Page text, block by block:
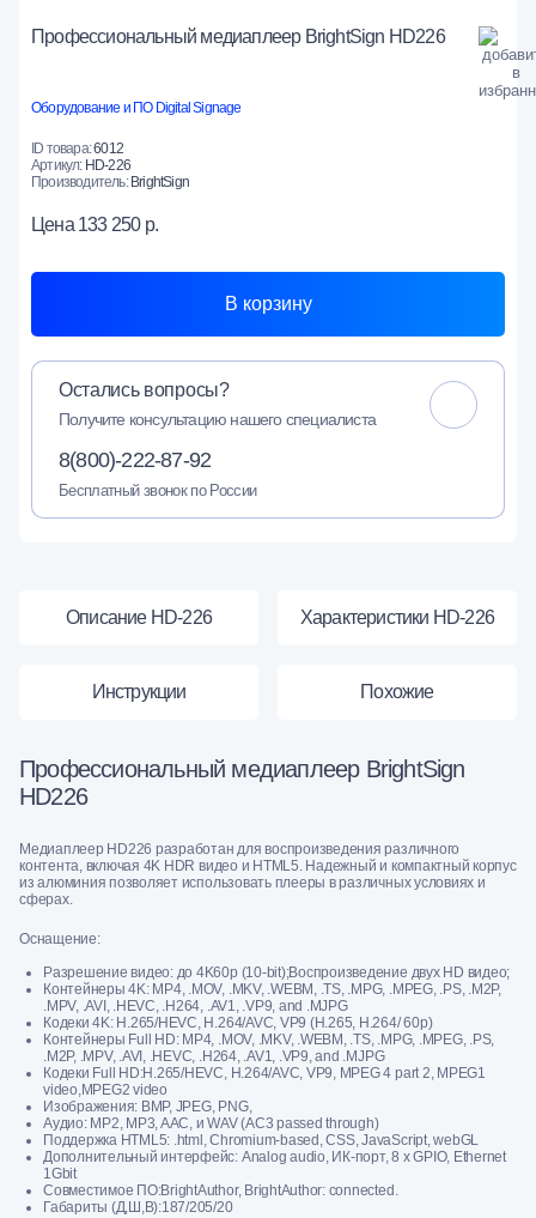
Профессиональный медиаплеер BrightSign HD226
Оборудование и ПО Digital Signage
ID товара:6012
Артикул: HD-226
Производитель: BrightSign
Цена 133 250 р.
В корзину
Остались вопросы?
Получите консультацию нашего специалиста
8(800)-222-87-92
Бесплатный звонок по России
Описание HD-226 Характеристики HD-226
Инструкции Похожие
Профессиональный медиаплеер BrightSign
HD226
Медиаплеер HD226 разработан для воспроизведения различного
контента, включая 4K HDR видео и HTML5. Надежный и компактный корпус
из алюминия позволяет использовать плееры в различных условиях и
сферах.
Оснащение:
Разрешение видео: до 4K60p (10-bit);Воспроизведение двух HD видео;
Контейнеры 4K: MP4, .MOV, .MKV, .WEBM, .TS, .MPG, .MPEG, .PS, .M2P,
.MPV, .AVI, .HEVC, .H264, .AV1, .VP9, and .MJPG
Кодеки 4K: H.265/HEVC, H.264/AVC, VP9 (H.265, H.264/ 60p)
Контейнеры Full HD: MP4, .MOV, .MKV, .WEBM, .TS, .MPG, .MPEG, .PS,
.M2P, .MPV, .AVI, .HEVC, .H264, .AV1, .VP9, and .MJPG
Кодеки Full HD:H.265/HEVC, H.264/AVC, VP9, MPEG 4 part 2, MPEG1
video,MPEG2 video
Изображения: BMP, JPEG, PNG,
Аудио: MP2, MP3, AAC, и WAV (AC3 passed through)
Поддержка HTML5: .html, Chromium-based, CSS, JavaScript, webGL
Дополнительный интерфейс: Analog audio, ИК-порт, 8 x GPIO, Ethernet
1Gbit
Совместимое ПО:BrightAuthor, BrightAuthor: connected.
Габариты (Д,Ш,В):187/205/20